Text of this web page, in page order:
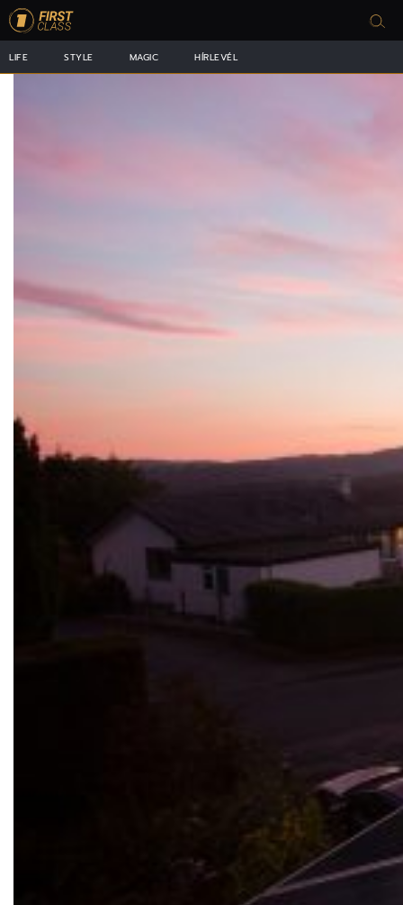
LIFE STYLE MAGIC HÍRLEVÉL